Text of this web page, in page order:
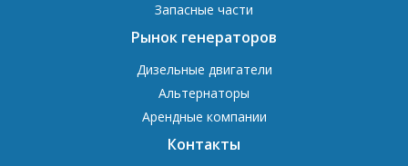
Запасные части
Рынок генераторов
Дизельные двигатели
Альтернаторы
Арендные компании
Контакты